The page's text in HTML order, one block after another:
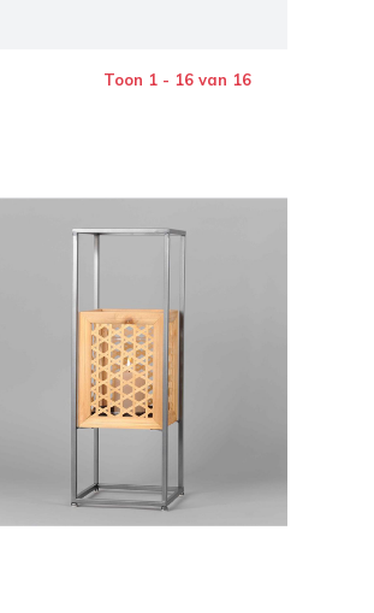
Toon 1 - 16 van 16